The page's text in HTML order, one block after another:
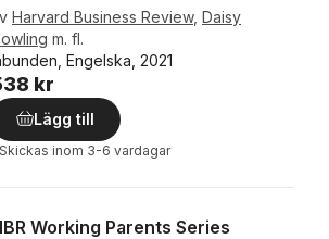
Harvard Business Review, Daisy
m. fl.
Engelska, 2021
kr
Lägg till
Skickas inom 3-6 vardagar
Working Parents Series